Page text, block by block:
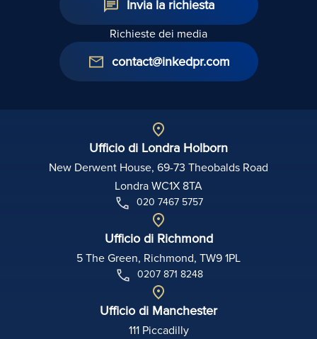
Invia la richiesta
Richieste dei media
contact@inkedpr.com
Ufficio di Londra Holborn
New Derwent House, 69-73 Theobalds Road
Londra WC1X 8TA
020 7467 5757
Ufficio di Richmond
5 The Green, Richmond, TW9 1PL
0207 871 8248
Ufficio di Manchester
111 Piccadilly